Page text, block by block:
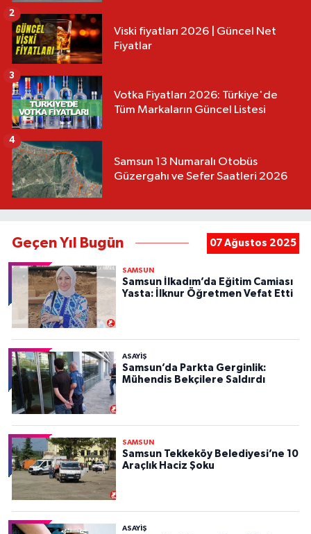
Viski fiyatları 2026 | Güncel Net
Fiyatlar
2
Votka Fiyatları 2026: Türkiye'de
Tüm Markaların Güncel Listesi
3
Samsun 13 Numaralı Otobüs
Güzergahı ve Sefer Saatleri 2026
4
Geçen Yıl Bugün 07 Ağustos 2025
SAMSUN
Samsun İlkadım’da Eğitim Camiası
Yasta: İlknur Öğretmen Vefat Etti
ASAYIŞ
Samsun’da Parkta Gerginlik:
Mühendis Bekçilere Saldırdı
SAMSUN
Samsun Tekkeköy Belediyesi’ne 10
Araçlık Haciz Şoku
ASAYIŞ